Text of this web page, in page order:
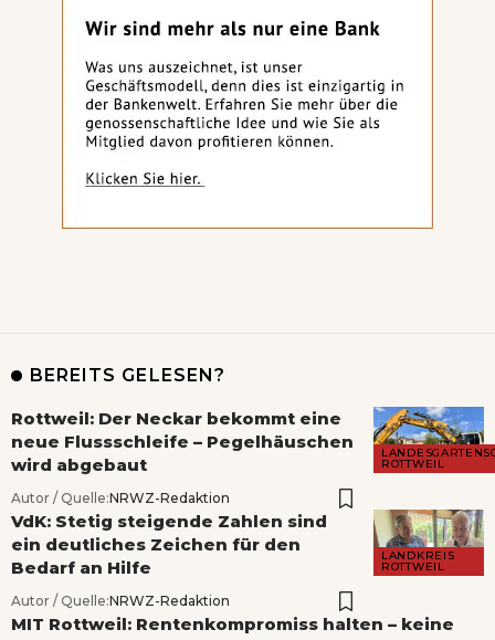
BEREITS GELESEN?
ROTTWEIL
Rottweil: Der Neckar bekommt eine
neue Flussschleife – Pegelhäuschen
wird abgebaut
Autor / Quelle:NRWZ-Redaktion
LANDKREIS
ROTTWEIL
VdK: Stetig steigende Zahlen sind
ein deutliches Zeichen für den
Bedarf an Hilfe
Autor / Quelle:NRWZ-Redaktion
MIT Rottweil: Rentenkompromiss halten – keine